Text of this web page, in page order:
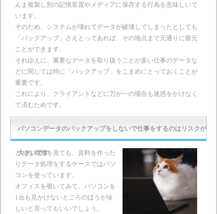
んま複製し別の記憶装置やメディアに保存する行為を意味しいて
います。
そのため、システムが壊れてデータが破壊してしまったとしても
「バックアップ」さえとってあれば、その地点まで元通りに復元
ことができます。
それゆえに、重要なデータを取り扱うことが多い仕事のデータな
どに関しては特に「バックアップ」をこまめにとっておくことが
重要です。
これにより、クライアントなどに万が一の場合も迷惑をかけなく
て済むためです。
パソコンデータのバックアップをしないで仕事をするのはリスクが
大きいです
どんな職場を見ても、資料を作った
りデータ処理をするケースではパソ
コンを使っています。
オフィスを覗いてみて、パソコンを
1台も見かけないところのほうが珍
しいと言ってもいいでしょう。